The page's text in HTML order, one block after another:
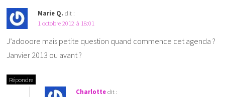
Marie Q. dit :
1 octobre 2012 à 18:01
J’adooore mais petite question quand commence cet agenda ?
Janvier 2013 ou avant ?
Répondre
Charlotte dit :